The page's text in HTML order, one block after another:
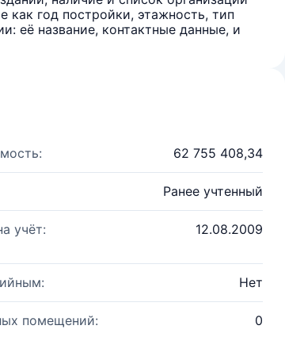
как год постройки, этажность, тип
её название, контактные данные, и
62 755 408,34
Ранее учтенный
учёт: 12.08.2009
Нет
помещений: 0